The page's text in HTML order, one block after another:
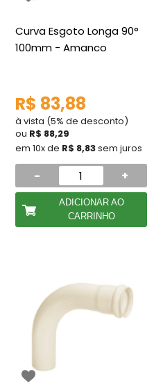
Curva Esgoto Longa 90°
100mm - Amanco
R$ 83,88
à vista (5% de desconto)
ou R$ 88,29
em 10x de R$ 8,83sem juros
- +
ADICIONAR AO
CARRINHO